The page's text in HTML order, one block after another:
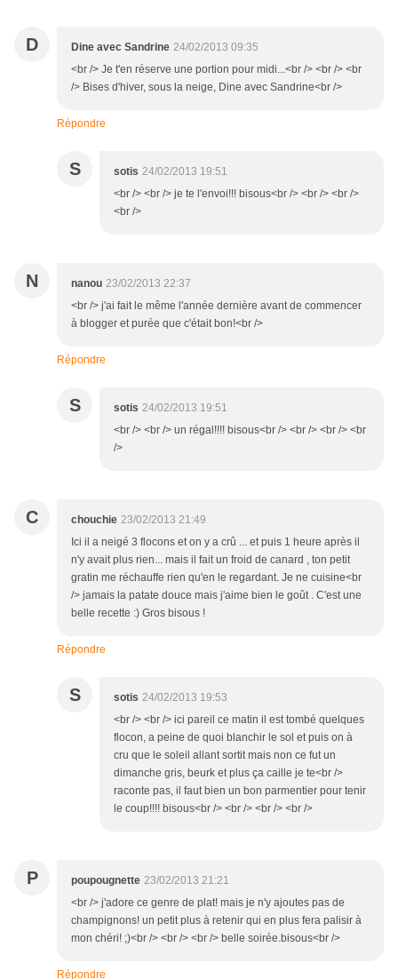
D Dine avec Sandrine 24/02/2013 09:35
<br /> Je t'en réserve une portion pour midi...<br /> <br /> <br
/> Bises d'hiver, sous la neige, Dine avec Sandrine<br />
Répondre
S sotis 24/02/2013 19:51
<br /> <br /> je te l'envoi!!! bisous<br /> <br /> <br />
<br />
N nanou 23/02/2013 22:37
<br /> j'ai fait le même l'année dernière avant de commencer
à blogger et purée que c'était bon!<br />
Répondre
S sotis 24/02/2013 19:51
<br /> <br /> un régal!!!! bisous<br /> <br /> <br /> <br
/>
C chouchie 23/02/2013 21:49
Ici il a neigé 3 flocons et on y a crû ... et puis 1 heure après il
n'y avait plus rien... mais il fait un froid de canard , ton petit
gratin me réchauffe rien qu'en le regardant. Je ne cuisine<br
/> jamais la patate douce mais j'aime bien le goût . C'est une
belle recette :) Gros bisous !
Répondre
S sotis 24/02/2013 19:53
<br /> <br /> ici pareil ce matin il est tombé quelques
flocon, a peine de quoi blanchir le sol et puis on à
cru que le soleil allant sortit mais non ce fut un
dimanche gris, beurk et plus ça caille je te<br />
raconte pas, il faut bien un bon parmentier pour tenir
le coup!!!! bisous<br /> <br /> <br /> <br />
P poupougnette 23/02/2013 21:21
<br /> j'adore ce genre de plat! mais je n'y ajoutes pas de
champignons! un petit plus à retenir qui en plus fera palisir à
mon chéri! ;)<br /> <br /> <br /> belle soirée.bisous<br />
Répondre